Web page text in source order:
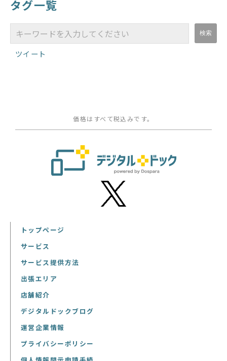
タグ一覧
ツイート
価格はすべて税込みです。
トップページ
サービス
サービス提供方法
出張エリア
店舗紹介
デジタルドックブログ
運営企業情報
プライバシーポリシー